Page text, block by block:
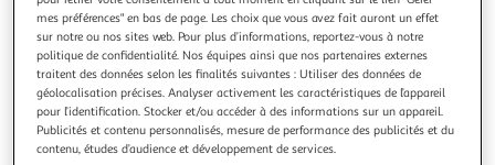
LE SAPIN DE NOEL DES QUATRE AMIS, Zorzin Sylvain
Dans la forêt, Noël approche ! Ecureuil décore son sapin de
pommes de pin quand un mystérieux paquet, rempli de
boules pailletées, est déposé devant sa porte... C'est très
gentil ! Mais moi, je n'aime que les pommes de pin sur mon
sapin . Et s'il allait les offrir à son voisin Ours ? Des
cadeaux su
En savoir +
Vous voulez connaître le prix de ce produit ?
Afficher le prix
mes préférences" en bas de page. Les choix que vous avez fait auront un effet
sur notre ou nos sites web. Pour plus d’informations, reportez-vous à notre
politique de confidentialité. Nos équipes ainsi que nos partenaires externes
traitent des données selon les finalités suivantes : Utiliser des données de
géolocalisation précises. Analyser activement les caractéristiques de l’appareil
pour l’identification. Stocker et/ou accéder à des informations sur un appareil.
Publicités et contenu personnalisés, mesure de performance des publicités et du
contenu, études d’audience et développement de services.